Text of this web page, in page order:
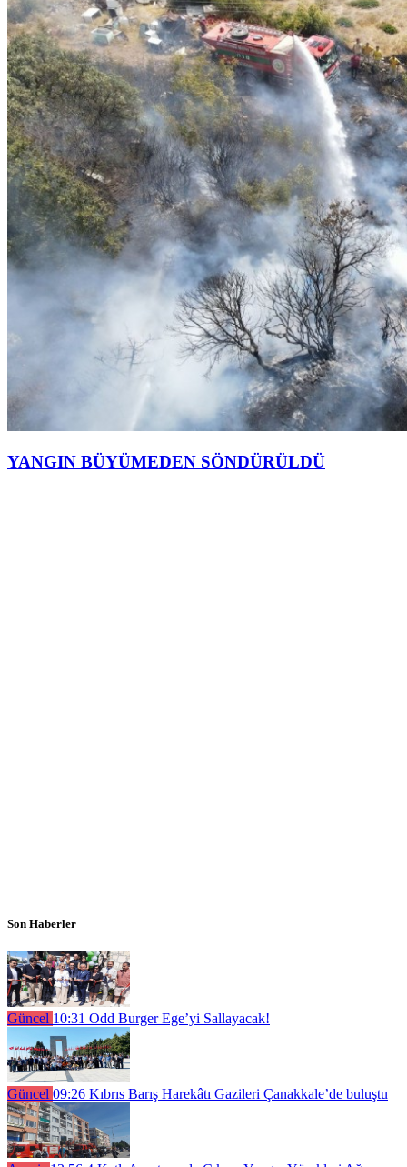
YANGIN BÜYÜMEDEN SÖNDÜRÜLDÜ
Son Haberler
Güncel 10:31 Odd Burger Ege’yi Sallayacak!
Güncel 09:26 Kıbrıs Barış Harekâtı Gazileri Çanakkale’de buluştu